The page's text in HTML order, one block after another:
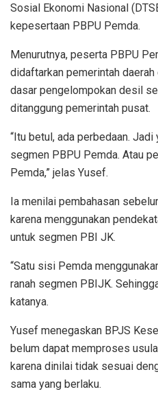
Sosial Ekonomi Nasional
kepesertaan PBPU Pemda.
Menurutnya, peserta PBPU
didaftarkan pemerintah
dasar pengelompokan desil
ditanggung pemerintah pusat.
“Itu betul, ada perbedaan.
segmen PBPU Pemda. Atau
Pemda,” jelas Yusef.
Ia menilai pembahasan
karena menggunakan
untuk segmen PBI JK.
“Satu sisi Pemda
ranah segmen PBIJK.
katanya.
Yusef menegaskan BPJS
belum dapat memproses
karena dinilai tidak sesuai
sama yang berlaku.